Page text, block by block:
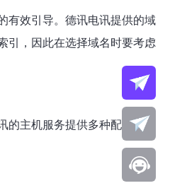
有效引导。德讯电讯提供的域
引，因此在选择域名时要考虑
的主机服务提供多种配置选